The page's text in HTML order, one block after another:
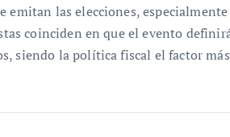
emitan las elecciones,
coinciden en que el evento
siendo la política fiscal el factor